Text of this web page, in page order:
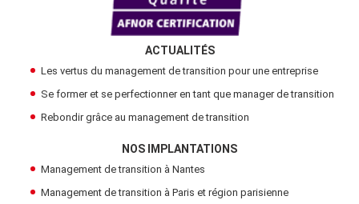
ACTUALITÉS
Les vertus du management de transition pour une entreprise
Se former et se perfectionner en tant que manager de transition
Rebondir grâce au management de transition
NOS IMPLANTATIONS
Management de transition à Nantes
Management de transition à Paris et région parisienne